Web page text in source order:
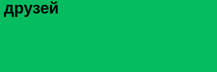
друзей